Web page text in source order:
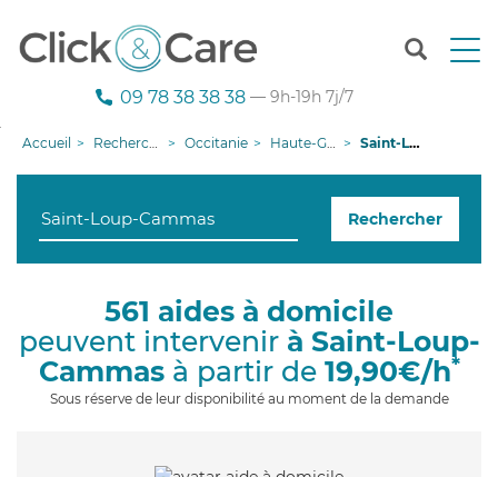
T
n
g
i
09 78 38 38 38 — 9h-19h 7j/7
Accueil Recherche aide à domicile Occitanie Haute-Garonne Saint-Loup-Cammas
Rechercher
561 aides à domicile
peuvent intervenir à Saint-Loup-
Cammasà partir de 19,90€/h*
Sous réserve de leur disponibilité au moment de la demande